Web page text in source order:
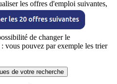
les offres d'emploi suivantes,
de changer le
vous pouvez par exemple les trier
de votre recherche